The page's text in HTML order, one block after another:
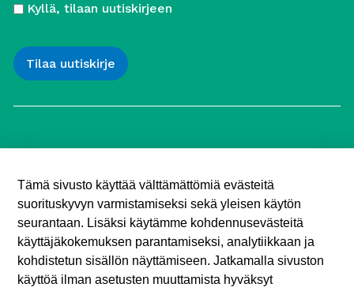
Kyllä, tilaan uutiskirjeen
Työttömien Keskusjärjestö ry
00100 Helsinki
Puh. 040 547 7090
toimisto (@) tyottomat.fi
Y-tunnus: 1003909-9
Tämä sivusto käyttää välttämättömiä evästeitä
suorituskyvyn varmistamiseksi sekä yleisen käytön
seurantaan. Lisäksi käytämme kohdennusevästeitä
käyttäjäkokemuksen parantamiseksi, analytiikkaan ja
kohdistetun sisällön näyttämiseen. Jatkamalla sivuston
käyttöä ilman asetusten muuttamista hyväksyt